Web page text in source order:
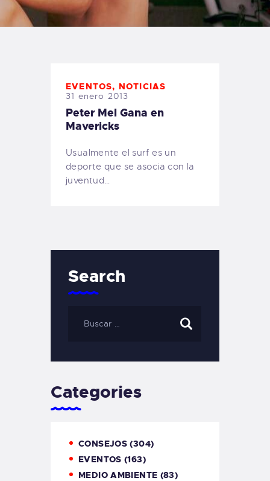
TIENDA FAMILY SURFERS
WEBCAM SALINAS
EVENTOS, NOTICIAS
31 enero 2013
Peter Mel Gana en
Mavericks
Usualmente el surf es un
deporte que se asocia con la
juventud…
Search
Categories
CONSEJOS (304)
EVENTOS (163)
MEDIO AMBIENTE (83)